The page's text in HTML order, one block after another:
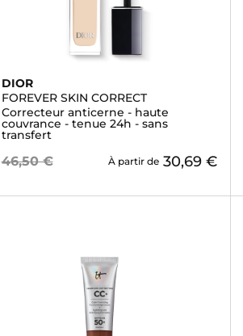
DIOR
FOREVER SKIN CORRECT
Correcteur anticerne - haute
couvrance - tenue 24h - sans
transfert
46,50 € À partir de 30,69 €